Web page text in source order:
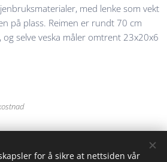
med lenke som vekt
på plass. Reimen er rundt 70 cm
selve veska måler omtrent 23x20x6
rettigheter forbeholdt
for å sikre at nettsiden vår